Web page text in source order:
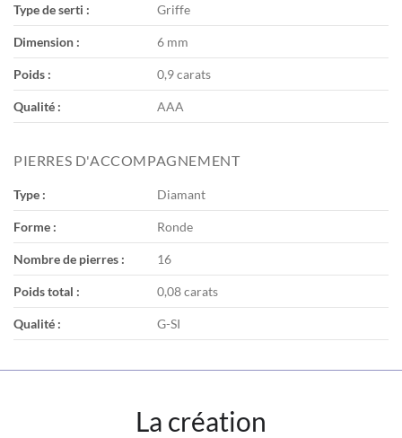
Type de serti : Griffe
Dimension : 6 mm
Poids : 0,9 carats
Qualité : AAA
PIERRES D'ACCOMPAGNEMENT
Type : Diamant
Forme : Ronde
Nombre de pierres : 16
Poids total : 0,08 carats
Qualité : G-SI
La création